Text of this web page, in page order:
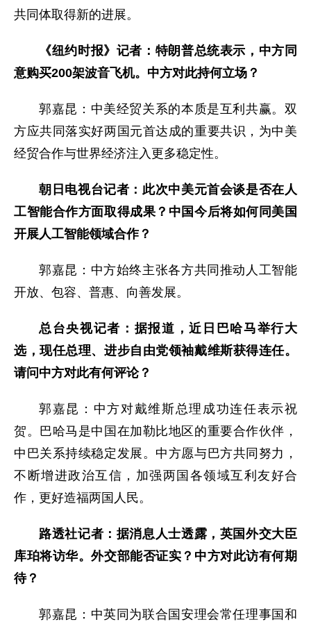
共同体取得新的进展。
《纽约时报》记者：特朗普总统表示，中方同
意购买200架波音飞机。中方对此持何立场？
郭嘉昆：中美经贸关系的本质是互利共赢。双
方应共同落实好两国元首达成的重要共识，为中美
经贸合作与世界经济注入更多稳定性。
朝日电视台记者：此次中美元首会谈是否在人
工智能合作方面取得成果？中国今后将如何同美国
开展人工智能领域合作？
郭嘉昆：中方始终主张各方共同推动人工智能
开放、包容、普惠、向善发展。
总台央视记者：据报道，近日巴哈马举行大
选，现任总理、进步自由党领袖戴维斯获得连任。
请问中方对此有何评论？
郭嘉昆：中方对戴维斯总理成功连任表示祝
贺。巴哈马是中国在加勒比地区的重要合作伙伴，
中巴关系持续稳定发展。中方愿与巴方共同努力，
不断增进政治互信，加强两国各领域互利友好合
作，更好造福两国人民。
路透社记者：据消息人士透露，英国外交大臣
库珀将访华。外交部能否证实？中方对此访有何期
待？
郭嘉昆：中英同为联合国安理会常任理事国和